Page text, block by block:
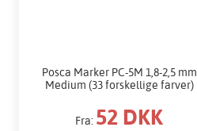
Posca Marker PC-5M 1,8-2,5 mm
Medium (33 forskellige farver)
Fra: 52 DKK